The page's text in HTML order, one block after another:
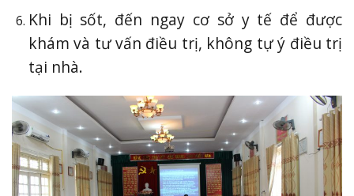
Khi bị sốt, đến ngay cơ sở y tế để được
khám và tư vấn điều trị, không tự ý điều trị
tại nhà.